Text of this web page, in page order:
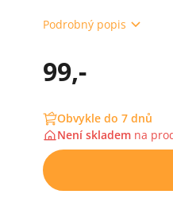
Podrobný popis
99,-
Obvykle do 7 dnů
Není skladem na